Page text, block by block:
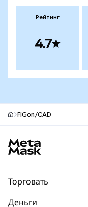
Рейтинг
4.7
FIGon/CAD
Торговать
Деньги